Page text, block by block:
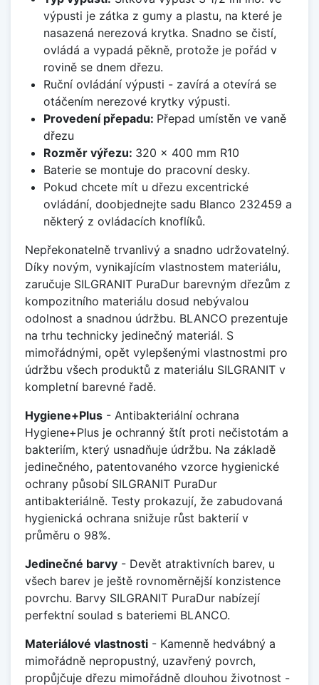
výpusti je zátka z gumy a plastu, na které je
nasazená nerezová krytka. Snadno se čistí,
ovládá a vypadá pěkně, protože je pořád v
rovině se dnem dřezu.
Ruční ovládání výpusti - zavírá a otevírá se
otáčením nerezové krytky výpusti.
Provedení přepadu: Přepad umístěn ve vaně
dřezu
Rozměr výřezu: 320 x 400 mm R10
Baterie se montuje do pracovní desky.
Pokud chcete mít u dřezu excentrické
ovládání, doobjednejte sadu Blanco 232459 a
některý z ovládacích knoflíků.
Nepřekonatelně trvanlivý a snadno udržovatelný.
Díky novým, vynikajícím vlastnostem materiálu,
zaručuje SILGRANIT PuraDur barevným dřezům z
kompozitního materiálu dosud nebývalou
odolnost a snadnou údržbu. BLANCO prezentuje
na trhu technicky jedinečný materiál. S
mimořádnými, opět vylepšenými vlastnostmi pro
údržbu všech produktů z materiálu SILGRANIT v
kompletní barevné řadě.
Hygiene+Plus - Antibakteriální ochrana
Hygiene+Plus je ochranný štít proti nečistotám a
bakteriím, který usnadňuje údržbu. Na základě
jedinečného, patentovaného vzorce hygienické
ochrany působí SILGRANIT PuraDur
antibakteriálně. Testy prokazují, že zabudovaná
hygienická ochrana snižuje růst bakterií v
průměru o 98%.
Jedinečné barvy - Devět atraktivních barev, u
všech barev je ještě rovnoměrnější konzistence
povrchu. Barvy SILGRANIT PuraDur nabízejí
perfektní soulad s bateriemi BLANCO.
Materiálové vlastnosti - Kamenně hedvábný a
mimořádně nepropustný, uzavřený povrch,
propůjčuje dřezu mimořádně dlouhou životnost -